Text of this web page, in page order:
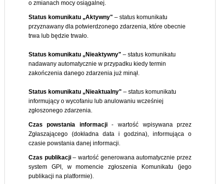
o zmianach mocy osiągalnej.
Status komunikatu „Aktywny" – status komunikatu
przyznawany dla potwierdzonego zdarzenia, które obecnie
trwa lub będzie trwało.
Status komunikatu „Nieaktywny" – status komunikatu
nadawany automatycznie w przypadku kiedy termin
zakończenia danego zdarzenia już minął.
Status komunikatu „Nieaktualny" – status komunikatu
informujący o wycofaniu lub anulowaniu wcześniej
zgłoszonego zdarzenia.
Czas powstania informacji- wartość wpisywana przez
Zgłaszającego (dokładna data i godzina), informująca o
czasie powstania danej informacji.
Czas publikacji– wartość generowana automatycznie przez
system GPI, w momencie zgłoszenia Komunikatu (jego
publikacji na platformie).